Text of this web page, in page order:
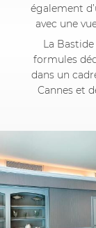
également
avec une
La
formules
dans un
Cannes et